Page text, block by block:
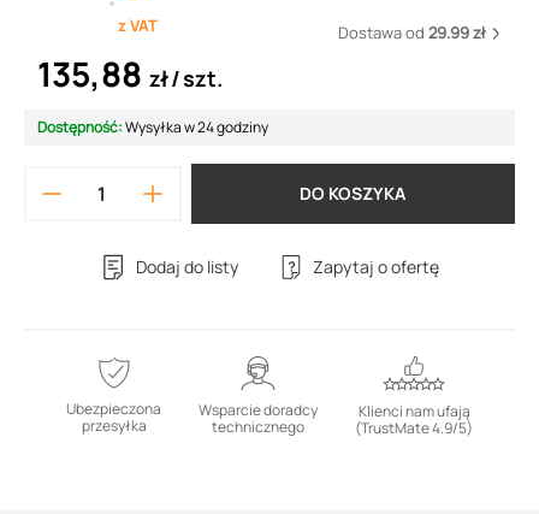
z VAT Dostawa od 29.99 zł
135,88 zł szt.
Dostępność:Wysyłka w 24 godziny
DO KOSZYKA
Dodaj do listy Zapytaj o ofertę
Ubezpieczona
przesyłka
Wsparcie doradcy
technicznego
Klienci nam ufają
(TrustMate 4.9/5)